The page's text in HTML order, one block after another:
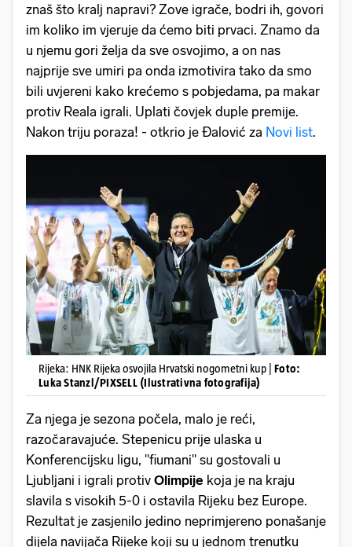
znaš što kralj napravi? Zove igrače, bodri ih, govori
im koliko im vjeruje da ćemo biti prvaci. Znamo da
u njemu gori želja da sve osvojimo, a on nas
najprije sve umiri pa onda izmotivira tako da smo
bili uvjereni kako krećemo s pobjedama, pa makar
protiv Reala igrali. Uplati čovjek duple premije.
Nakon triju poraza! - otkrio je Đalović za Novi list.
Rijeka: HNK Rijeka osvojila Hrvatski nogometni kup | Foto:
Luka Stanzl/PIXSELL (Ilustrativna fotografija)
Za njega je sezona počela, malo je reći,
razočaravajuće. Stepenicu prije ulaska u
Konferencijsku ligu, "fiumani" su gostovali u
Ljubljani i igrali protiv Olimpije koja je na kraju
slavila s visokih 5-0 i ostavila Rijeku bez Europe.
Rezultat je zasjenilo jedino neprimjereno ponašanje
dijela navijača Rijeke koji su u jednom trenutku